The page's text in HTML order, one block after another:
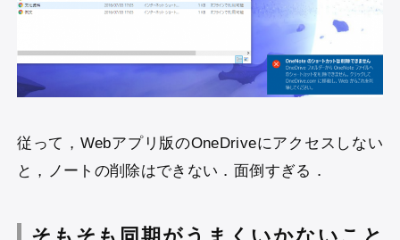
従って，Webアプリ版のOneDriveにアクセスしない
と，ノートの削除はできない．面倒すぎる．